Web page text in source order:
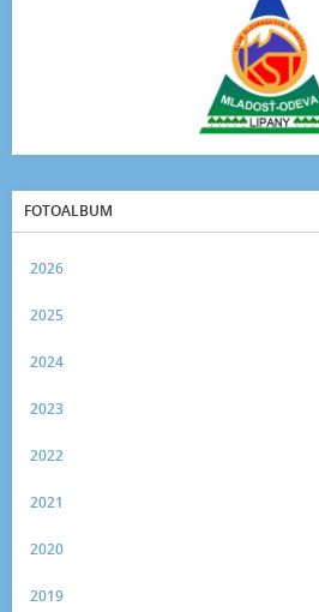
FOTOALBUM
2026
2025
2024
2023
2022
2021
2020
2019